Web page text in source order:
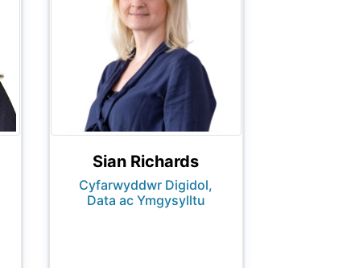
Sian Richards
Cyfarwyddwr Digidol,
Data ac Ymgysylltu